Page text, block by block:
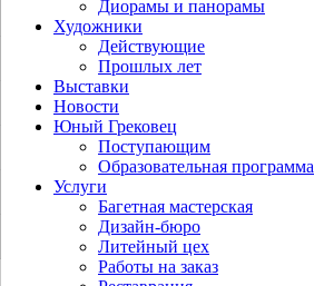
Диорамы и панорамы
Художники
Действующие
Прошлых лет
Выставки
Новости
Юный Грековец
Поступающим
Образовательная программа
Услуги
Багетная мастерская
Дизайн-бюро
Литейный цех
Работы на заказ